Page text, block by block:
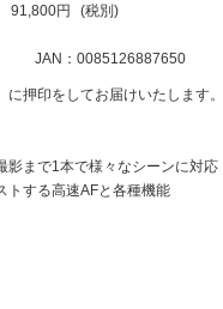
91,800円
(税別)
JAN：0085126887650
に押印をしてお届けいたしま
影まで1本で様々なシーンに対応
トする高速AFと各種機能